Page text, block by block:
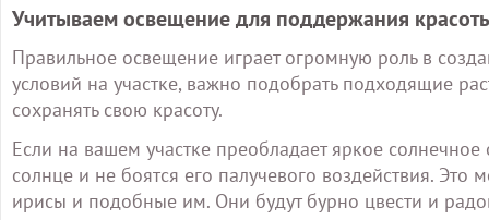
Учитываем освещение для поддержания
Правильное освещение играет огромную роль в
условий на участке, важно подобрать подходящие
сохранять свою красоту.
Если на вашем участке преобладает яркое
солнце и не боятся его палучевого воздействия. Это
ирисы и подобные им. Они будут бурно цвести и